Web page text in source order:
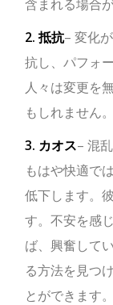
含まれる場合
2. 抵抗– 変化
抗し、パフォ
人々は変更を
もしれません。
3. カオス– 混
もはや快適で
低下します。
す。不安を感
ば、興奮して
る方法を見つ
とができます